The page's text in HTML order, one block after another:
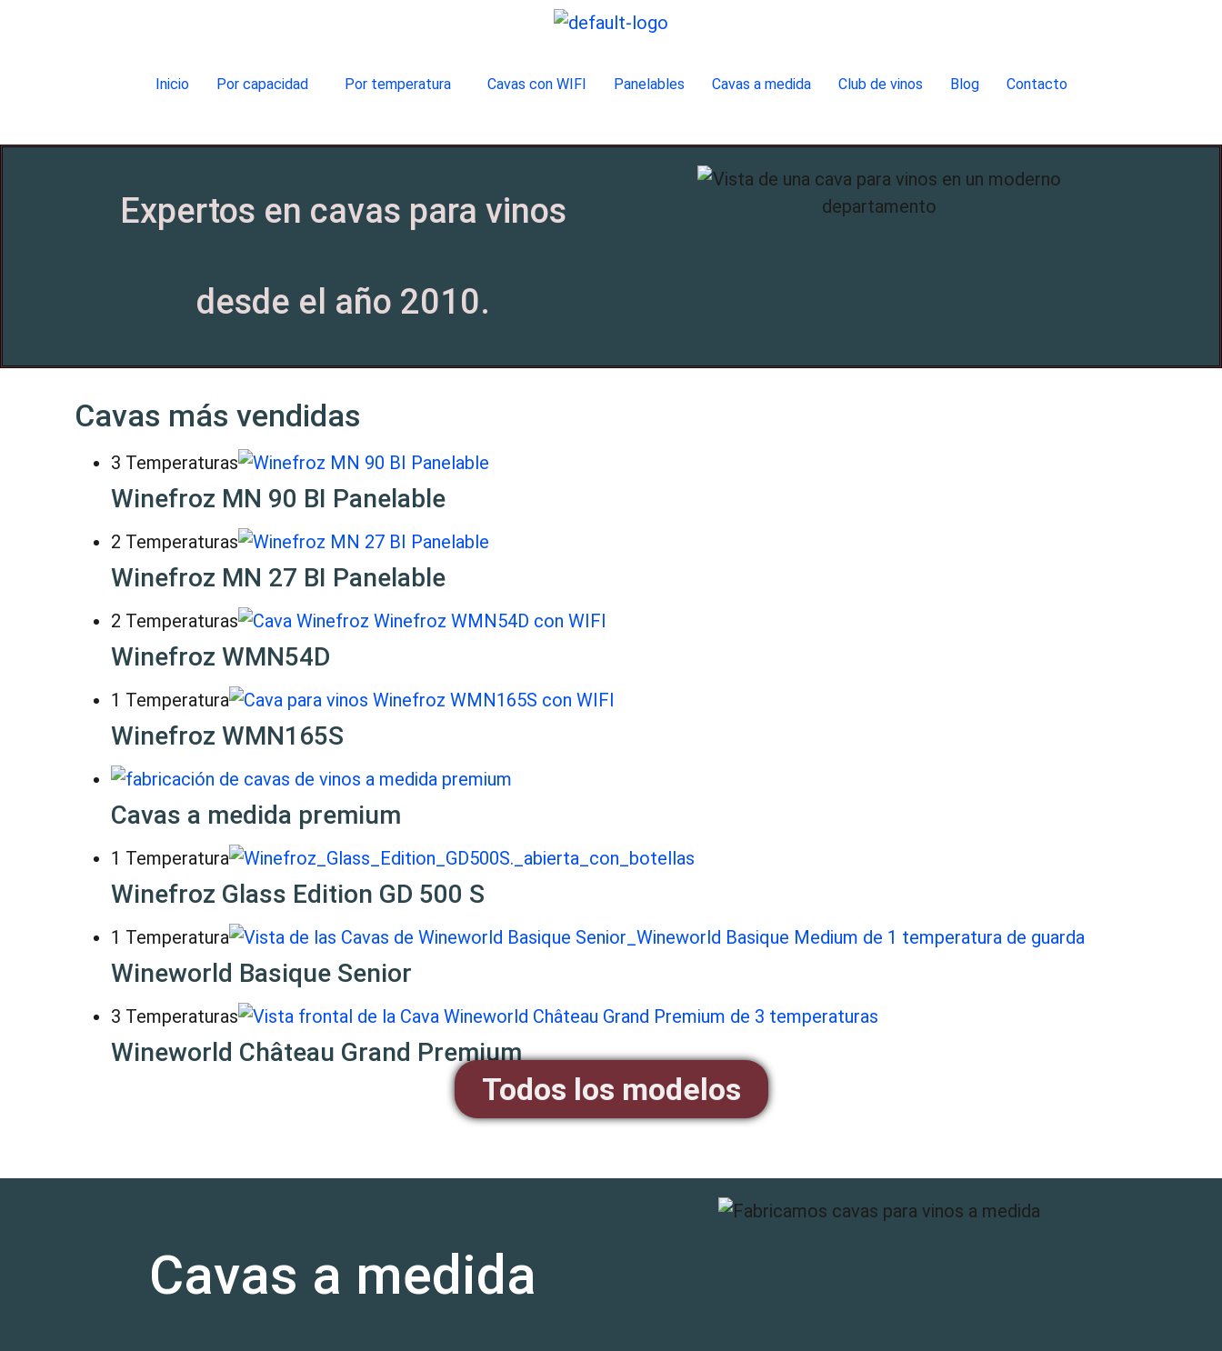
Inicio Por capacidad Por temperatura Cavas con WIFI Panelables Cavas a medida Club de vinos Blog Contacto
Expertos en cavas para vinos
desde el año 2010.
Cavas más vendidas
3 Temperaturas
Winefroz MN 90 BI Panelable
2 Temperaturas
Winefroz MN 27 BI Panelable
2 Temperaturas
Winefroz WMN54D
1 Temperatura
Winefroz WMN165S
Cavas a medida premium
1 Temperatura
Winefroz Glass Edition GD 500 S
1 Temperatura
Wineworld Basique Senior
3 Temperaturas
Wineworld Château Grand Premium
Todos los modelos
Cavas a medida